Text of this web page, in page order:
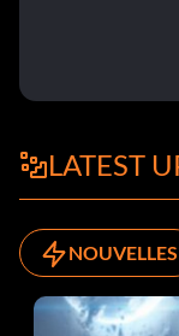
LATEST
NOUVELLES